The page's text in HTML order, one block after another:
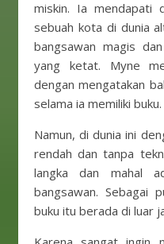
miskin. Ia mendapati
sebuah kota di dunia
bangsawan magis
yang ketat. Myne
dengan mengatakan
selama ia memiliki buku.
Namun, di dunia ini
rendah dan tanpa
langka dan mahal
bangsawan. Sebagai
buku itu berada di luar